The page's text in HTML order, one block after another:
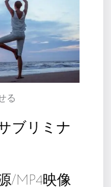
る
ブリミナ
/MP4映像